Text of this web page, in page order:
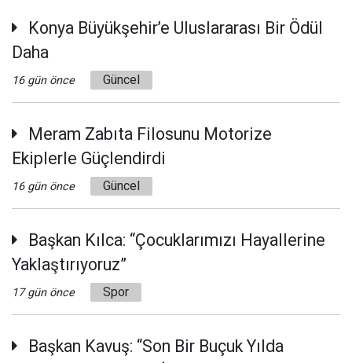
Konya Büyükşehir’e Uluslararası Bir Ödül
Daha
16 gün önce Güncel
Meram Zabıta Filosunu Motorize
Ekiplerle Güçlendirdi
16 gün önce Güncel
Başkan Kılca: “Çocuklarımızı Hayallerine
Yaklaştırıyoruz”
17 gün önce Spor
Başkan Kavuş: “Son Bir Buçuk Yılda